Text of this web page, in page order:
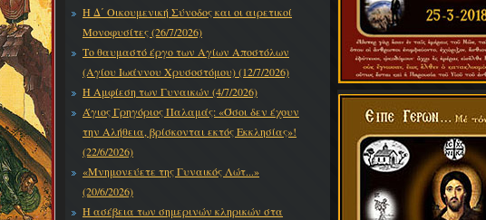
Η Δ΄ Οικουμενική Σύνοδος και οι αιρετικοί
Μονοφυσίτες (26/7/2026)
Το θαυμαστό έργο των Αγίων Αποστόλων
(Αγίου Ιωάννου Χρυσοστόμου) (12/7/2026)
Η Αμφίεση των Γυναικών (4/7/2026)
Άγιος Γρηγόριος Παλαμάς: «Όσοι δεν έχουν
την Αλήθεια, βρίσκονται εκτός Εκκλησίας»!
(22/6/2026)
«Μνημονεύετε της Γυναικός Λώτ...»
(20/6/2026)
Η ασέβεια των σημερινών κληρικών στα